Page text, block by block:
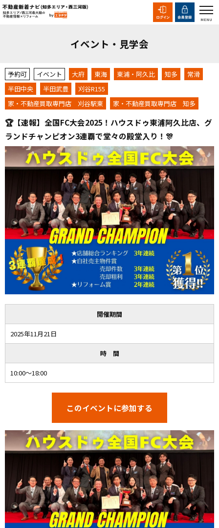
イベント・見学会
予約可 イベント 大府 東海 東浦・阿久比 知多
常滑
半田中央
半田武豊
刈谷R155
家・不動産買取専門店 刈谷駅東
家・不動産買取専門店 知多
🏆【速報】全国FC大会2025！ハウスドゥ東浦阿久比店、グ
ランドチャンピオン3連覇で堂々の殿堂入り！🎊
開催期間
2025年11月21日
時 間
10:00～18:00
このイベントに参加する